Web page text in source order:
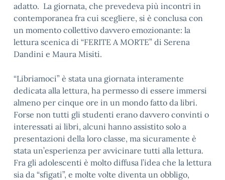
adatto. La giornata, che prevedeva più incontri in
contemporanea fra cui scegliere, si è conclusa con
un momento collettivo davvero emozionante: la
lettura scenica di “FERITE A MORTE” di Serena
Dandini e Maura Misiti.
“Libriamoci” è stata una giornata interamente
dedicata alla lettura, ha permesso di essere immersi
almeno per cinque ore in un mondo fatto da libri.
Forse non tutti gli studenti erano davvero convinti o
interessati ai libri, alcuni hanno assistito solo a
presentazioni della loro classe, ma sicuramente è
stata un’esperienza per avvicinare tutti alla lettura.
Fra gli adolescenti è molto diffusa l’idea che la lettura
sia da “sfigati”, e molte volte diventa un obbligo,